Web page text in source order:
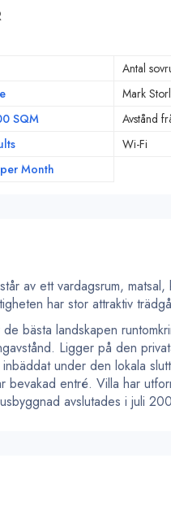
Antal
Mark
SQM Avstånd
Wi-Fi
Month
av ett vardagsrum,
har stor attraktiv
bästa landskapen
Ligger på den
under den lokala
bevakad entré. Villa har
avslutades i juli